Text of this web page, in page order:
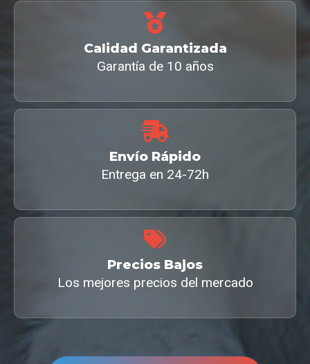
Calidad Garantizada
Garantía de 10 años
Envío Rápido
Entrega en 24-72h
Precios Bajos
Los mejores precios del mercado